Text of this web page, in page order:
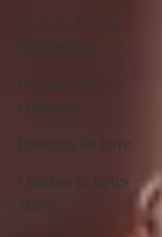
Plats de fête ou
d'exception
Poissons et
crustacés
Pommes de terre
Quiches et tartes
salées